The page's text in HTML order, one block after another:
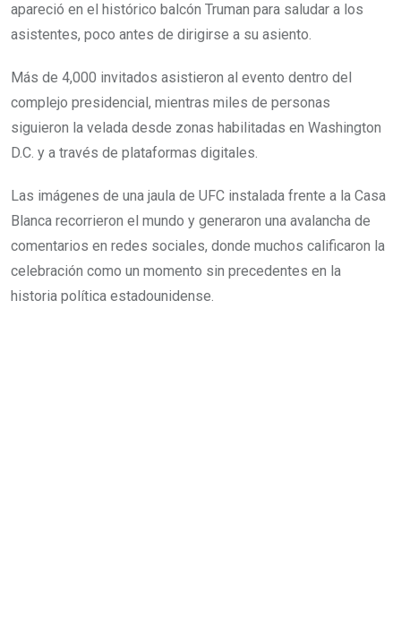
apareció en el histórico balcón Truman para saludar a los
asistentes, poco antes de dirigirse a su asiento.
Más de 4,000 invitados asistieron al evento dentro del
complejo presidencial, mientras miles de personas
siguieron la velada desde zonas habilitadas en Washington
D.C. y a través de plataformas digitales.
Las imágenes de una jaula de UFC instalada frente a la Casa
Blanca recorrieron el mundo y generaron una avalancha de
comentarios en redes sociales, donde muchos calificaron la
celebración como un momento sin precedentes en la
historia política estadounidense.